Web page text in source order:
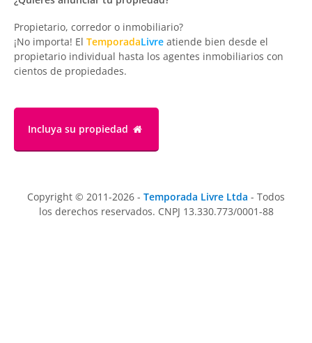
Propietario, corredor o inmobiliario?
¡No importa! El TemporadaLivre atiende bien desde el
propietario individual hasta los agentes inmobiliarios con
cientos de propiedades.
Incluya su propiedad
Copyright © 2011-2026 - Temporada Livre Ltda - Todos
los derechos reservados. CNPJ 13.330.773/0001-88